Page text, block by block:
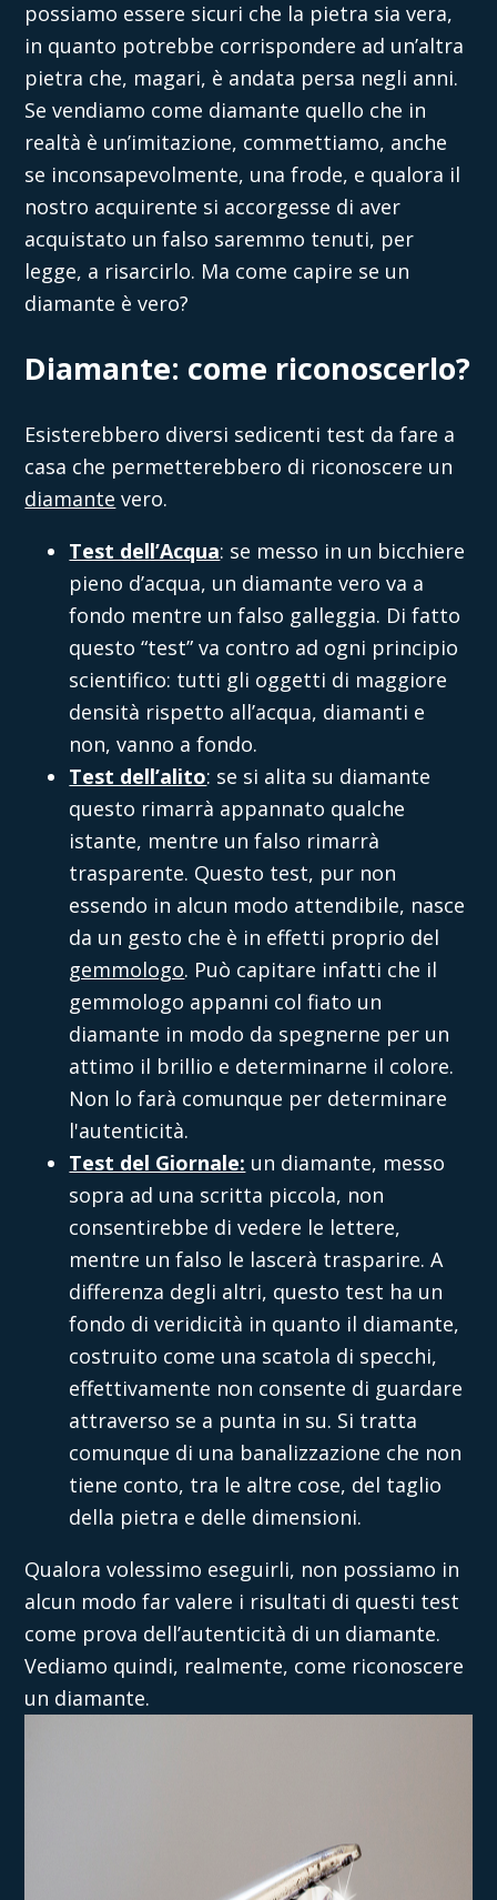
possiamo essere sicuri che la pietra sia vera,
in quanto potrebbe corrispondere ad un’altra
pietra che, magari, è andata persa negli anni.
Se vendiamo come diamante quello che in
realtà è un’imitazione, commettiamo, anche
se inconsapevolmente, una frode, e qualora il
nostro acquirente si accorgesse di aver
acquistato un falso saremmo tenuti, per
legge, a risarcirlo. Ma come capire se un
diamante è vero?
Diamante: come riconoscerlo?
Esisterebbero diversi sedicenti test da fare a
casa che permetterebbero di riconoscere un
diamante vero.
Test dell’Acqua: se messo in un bicchiere
pieno d’acqua, un diamante vero va a
fondo mentre un falso galleggia. Di fatto
questo “test” va contro ad ogni principio
scientifico: tutti gli oggetti di maggiore
densità rispetto all’acqua, diamanti e
non, vanno a fondo.
Test dell’alito: se si alita su diamante
questo rimarrà appannato qualche
istante, mentre un falso rimarrà
trasparente. Questo test, pur non
essendo in alcun modo attendibile, nasce
da un gesto che è in effetti proprio del
gemmologo. Può capitare infatti che il
gemmologo appanni col fiato un
diamante in modo da spegnerne per un
attimo il brillio e determinarne il colore.
Non lo farà comunque per determinare
l'autenticità.
Test del Giornale: un diamante, messo
sopra ad una scritta piccola, non
consentirebbe di vedere le lettere,
mentre un falso le lascerà trasparire. A
differenza degli altri, questo test ha un
fondo di veridicità in quanto il diamante,
costruito come una scatola di specchi,
effettivamente non consente di guardare
attraverso se a punta in su. Si tratta
comunque di una banalizzazione che non
tiene conto, tra le altre cose, del taglio
della pietra e delle dimensioni.
Qualora volessimo eseguirli, non possiamo in
alcun modo far valere i risultati di questi test
come prova dell’autenticità di un diamante.
Vediamo quindi, realmente, come riconoscere
un diamante.